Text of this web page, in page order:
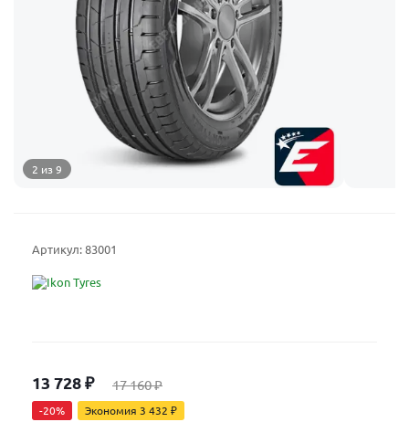
2 из 9
Артикул:83001
13 728₽ 17 160₽
-20% Экономия 3 432 ₽